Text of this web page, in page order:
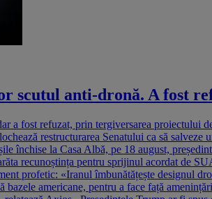
scutul anti-dronă. A fost
a fost refuzat, prin tergiversarea
restructurarea Senatului ca să
închise la Casa Albă, pe 18 august,
recunoștința pentru sprijinul acordat de
profetic: «Iranul îmbunătățește designul
americane, pentru a face față